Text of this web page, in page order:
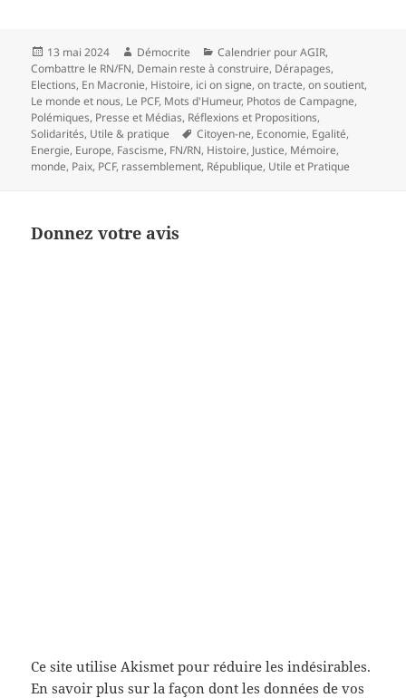
Publié
le
13 mai 2024 Auteur
Démocrite Catégories
Calendrier pour AGIR,
Combattre le RN/FN, Demain reste à construire, Dérapages,
Elections, En Macronie, Histoire, ici on signe, on tracte, on soutient,
Le monde et nous, Le PCF, Mots d'Humeur, Photos de Campagne,
Polémiques, Presse et Médias, Réflexions et Propositions,
Solidarités, Utile & pratique
Mots-
clés
Citoyen-ne, Economie, Egalité,
Energie, Europe, Fascisme, FN/RN, Histoire, Justice, Mémoire,
monde, Paix, PCF, rassemblement, République, Utile et Pratique
Donnez votre avis
Ce site utilise Akismet pour réduire les indésirables.
En savoir plus sur la façon dont les données de vos